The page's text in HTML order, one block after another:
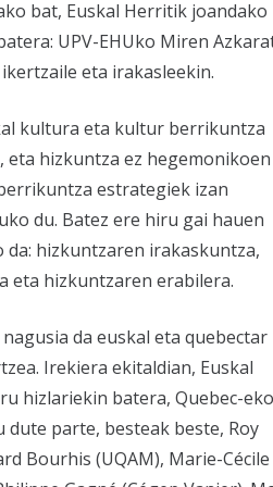
bat, Euskal Herritik joandako
UPV-EHUko Miren
eta irakasleekin.
kultura eta kultur berrikuntza
eta hizkuntza ez hegemonikoen
estrategiek izan
du. Batez ere hiru gai hauen
hizkuntzaren irakaskuntza,
eta hizkuntzaren erabilera.
da euskal eta quebectar
Irekiera ekitaldian, Euskal
hizlariekin batera, Quebec-eko
parte, besteak beste, Roy
Bourhis (UQAM), Marie-Cécile